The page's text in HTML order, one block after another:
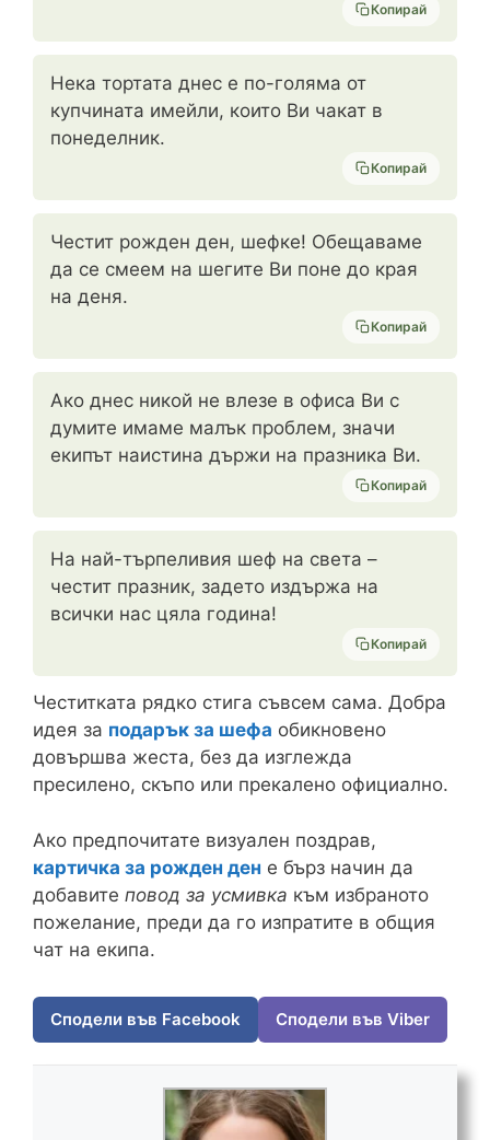
Копирай
Нека тортата днес е по-голяма от
купчината имейли, които Ви чакат в
понеделник.
Копирай
Честит рожден ден, шефке! Обещаваме
да се смеем на шегите Ви поне до края
на деня.
Копирай
Ако днес никой не влезе в офиса Ви с
думите имаме малък проблем, значи
екипът наистина държи на празника Ви.
Копирай
На най-търпеливия шеф на света –
честит празник, задето издържа на
всички нас цяла година!
Копирай
Честитката рядко стига съвсем сама. Добра
идея за подарък за шефа обикновено
довършва жеста, без да изглежда
пресилено, скъпо или прекалено официално.
Ако предпочитате визуален поздрав,
картичка за рожден ден е бърз начин да
добавите повод за усмивка към избраното
пожелание, преди да го изпратите в общия
чат на екипа.
Сподели във Facebook Сподели във Viber